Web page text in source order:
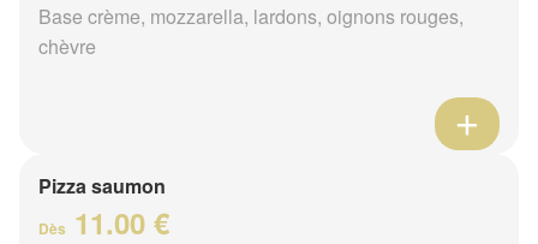
Base crème, mozzarella, lardons, oignons rouges,
chèvre
Pizza saumon
Dès 11.00 €